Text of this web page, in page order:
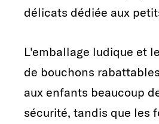
délicats dédiée aux
L'emballage ludique et
de bouchons
aux enfants beaucoup
sécurité, tandis que les